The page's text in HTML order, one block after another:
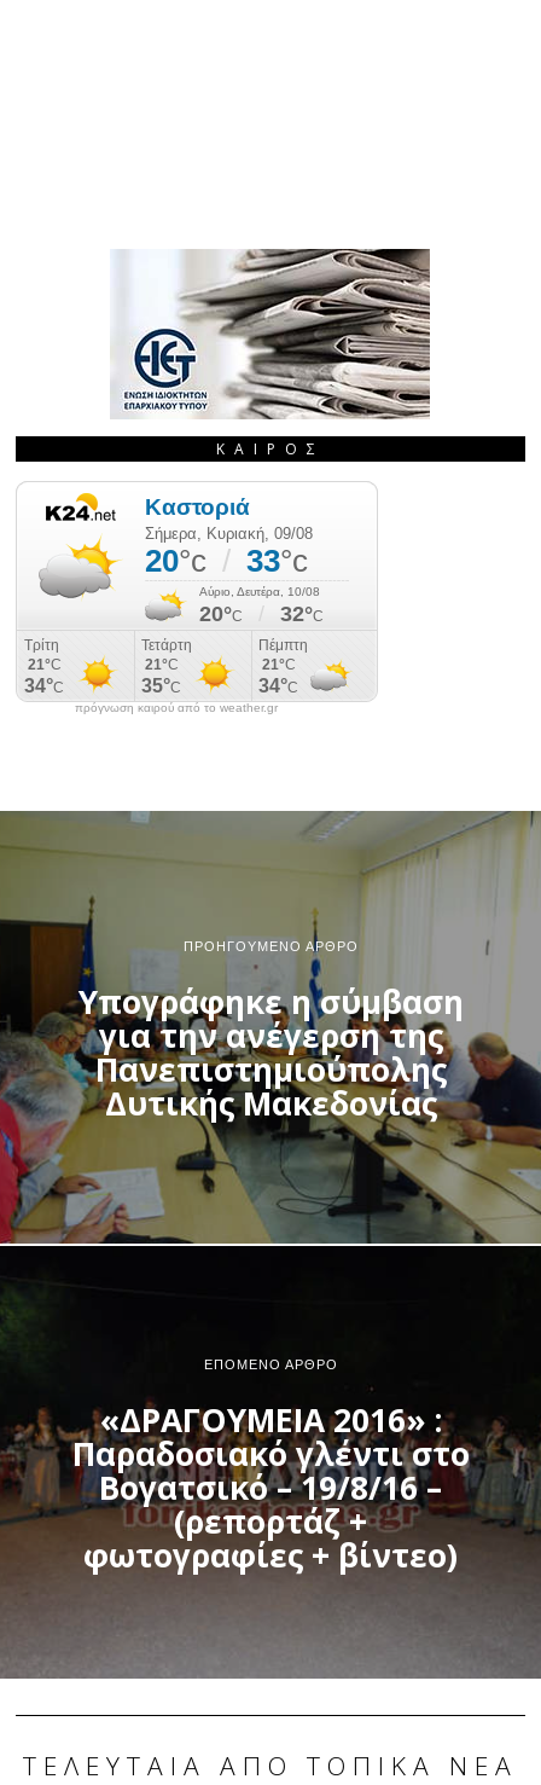
ΚΑΙΡΌΣ
πρόγνωση καιρού από το weather.gr
ΠΡΟΗΓΟΎΜΕΝΟ ΆΡΘΡΟ
Υπογράφηκε η σύμβαση
για την ανέγερση της
Πανεπιστημιούπολης
Δυτικής Μακεδονίας
ΕΠΌΜΕΝΟ ΆΡΘΡΟ
«ΔΡΑΓΟΥΜΕΙΑ 2016» :
Παραδοσιακό γλέντι στο
Βογατσικό – 19/8/16 –
(ρεπορτάζ +
φωτογραφίες + βίντεο)
ΤΕΛΕΥΤΑΊΑ ΑΠΌ ΤΟΠΙΚΆ ΝΈΑ